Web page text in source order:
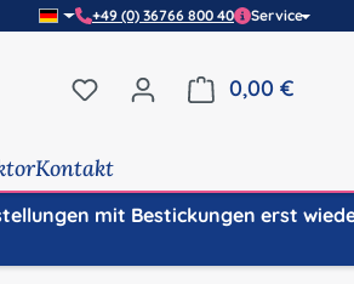
+49 (0) 36766 800 40 Service
Du hast 0 Produkte auf dem
0,00 €
Kontakt
mit Bestickungen erst